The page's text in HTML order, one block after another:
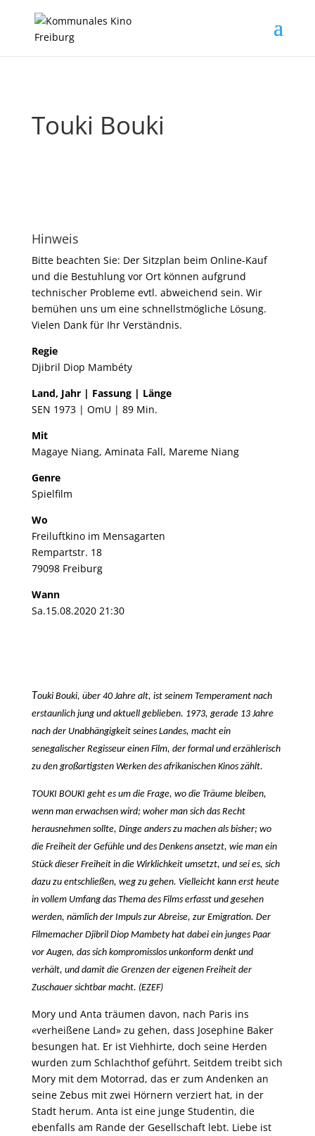
Touki Bouki
Hinweis
Bitte beachten Sie: Der Sitzplan beim Online-Kauf
und die Bestuhlung vor Ort können aufgrund
technischer Probleme evtl. abweichend sein. Wir
bemühen uns um eine schnellstmögliche Lösung.
Vielen Dank für Ihr Verständnis.
Regie
Djibril Diop Mambéty
Land, Jahr | Fassung | Länge
SEN 1973 | OmU | 89 Min.
Mit
Magaye Niang, Aminata Fall, Mareme Niang
Genre
Spielfilm
Wo
Freiluftkino im Mensagarten
Rempartstr. 18
79098 Freiburg
Wann
Sa.15.08.2020 21:30
Touki Bouki, über 40 Jahre alt, ist seinem Temperament nach
erstaunlich jung und aktuell geblieben. 1973, gerade 13 Jahre
nach der Unabhängigkeit seines Landes, macht ein
senegalischer Regisseur einen Film, der formal und erzählerisch
zu den großartigsten Werken des afrikanischen Kinos zählt.
TOUKI BOUKI geht es um die Frage, wo die Träume bleiben,
wenn man erwachsen wird; woher man sich das Recht
herausnehmen sollte, Dinge anders zu machen als bisher; wo
die Freiheit der Gefühle und des Denkens ansetzt, wie man ein
Stück dieser Freiheit in die Wirklichkeit umsetzt, und sei es, sich
dazu zu entschließen, weg zu gehen. Vielleicht kann erst heute
in vollem Umfang das Thema des Films erfasst und gesehen
werden, nämlich der Impuls zur Abreise, zur Emigration. Der
Filmemacher Djibril Diop Mambety hat dabei ein junges Paar
vor Augen, das sich kompromisslos unkonform denkt und
verhält, und damit die Grenzen der eigenen Freiheit der
Zuschauer sichtbar macht. (EZEF)
Mory und Anta träumen davon, nach Paris ins
«verheißene Land» zu gehen, dass Josephine Baker
besungen hat. Er ist Viehhirte, doch seine Herden
wurden zum Schlachthof geführt. Seitdem treibt sich
Mory mit dem Motorrad, das er zum Andenken an
seine Zebus mit zwei Hörnern verziert hat, in der
Stadt herum. Anta ist eine junge Studentin, die
ebenfalls am Rande der Gesellschaft lebt. Liebe ist